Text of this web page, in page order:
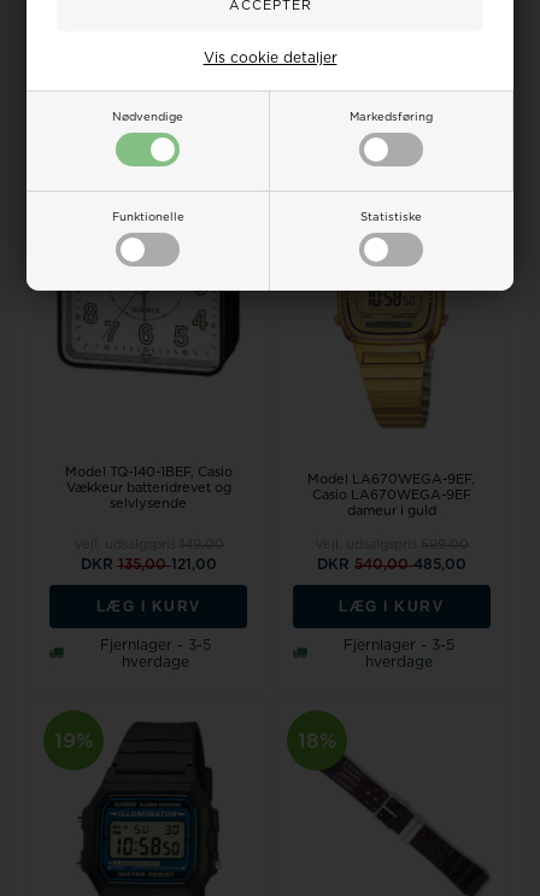
Nødvendige Markedsføring
Funktionelle Statistiske
Vis cookie detaljer
Bestillingsvare - 3-7 hverdage Bestillingsvare - 3-7 hverdage
18%
Model TQ-140-1BEF
Casio
Vækkeur batteridrevet og
selvlysende
DKR 135,00121,00
LÆG I KURV
Fjernlager - 3-5
hverdage
19%
Model LA670WEGA-9EF
Casio LA670WEGA-9EF
dameur i guld
DKR 540,00485,00
LÆG I KURV
Fjernlager - 3-5
hverdage
19% 18%